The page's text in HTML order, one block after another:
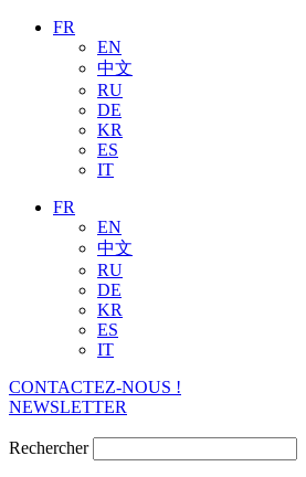
FR
EN
中文
RU
DE
KR
ES
IT
FR
EN
中文
RU
DE
KR
ES
IT
CONTACTEZ-NOUS !
NEWSLETTER
Rechercher